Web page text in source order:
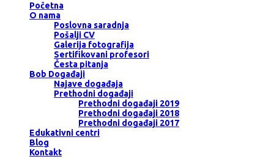
Početna
O nama
Poslovna saradnja
Pošalji CV
Galerija fotografija
Sertifikovani profesori
Česta pitanja
Bob Događaji
Najave događaja
Prethodni događaji
Prethodni događaji 2019
Prethodni događaji 2018
Prethodni događaji 2017
Edukativni centri
Blog
Kontakt